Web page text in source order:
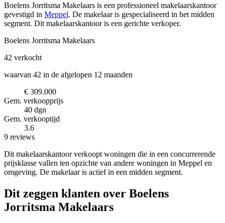
Boelens Jorritsma Makelaars is een professioneel makelaarskantoor
gevestigd in Meppel. De makelaar is gespecialiseerd in het midden
segment. Dit makelaarskantoor is een gerichte verkoper.
Boelens Jorritsma Makelaars
42 verkocht
waarvan 42 in de afgelopen 12 maanden
€ 309.000
Gem. verkoopprijs
40 dgn
Gem. verkooptijd
3.6
9 reviews
Dit makelaarskantoor verkoopt woningen die in een concurrerende
prijsklasse vallen ten opzichte van andere woningen in Meppel en
omgeving. De makelaar is actief in een midden segment.
Dit zeggen klanten over Boelens
Jorritsma Makelaars